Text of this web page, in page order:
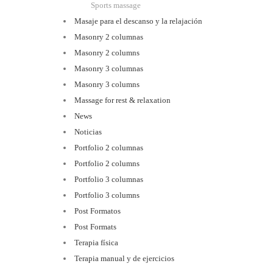
Sports massage
Masaje para el descanso y la relajación
Masonry 2 columnas
Masonry 2 columns
Masonry 3 columnas
Masonry 3 columns
Massage for rest & relaxation
News
Noticias
Portfolio 2 columnas
Portfolio 2 columns
Portfolio 3 columnas
Portfolio 3 columns
Post Formatos
Post Formats
Terapia física
Terapia manual y de ejercicios